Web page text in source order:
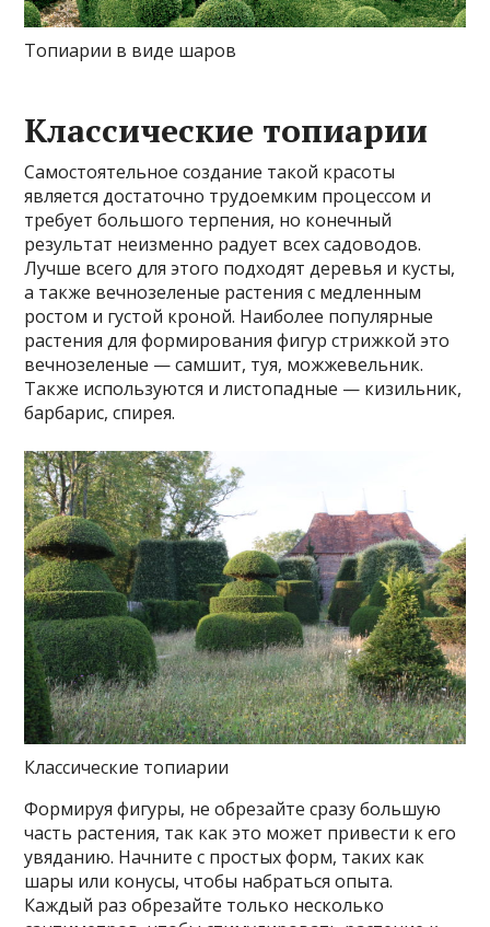
Топиарии в виде шаров
Классические топиарии
Самостоятельное создание такой красоты
является достаточно трудоемким процессом и
требует большого терпения, но конечный
результат неизменно радует всех садоводов.
Лучше всего для этого подходят деревья и кусты,
а также вечнозеленые растения с медленным
ростом и густой кроной. Наиболее популярные
растения для формирования фигур стрижкой это
вечнозеленые — самшит, туя, можжевельник.
Также используются и листопадные — кизильник,
барбарис, спирея.
Классические топиарии
Формируя фигуры, не обрезайте сразу большую
часть растения, так как это может привести к его
увяданию. Начните с простых форм, таких как
шары или конусы, чтобы набраться опыта.
Каждый раз обрезайте только несколько